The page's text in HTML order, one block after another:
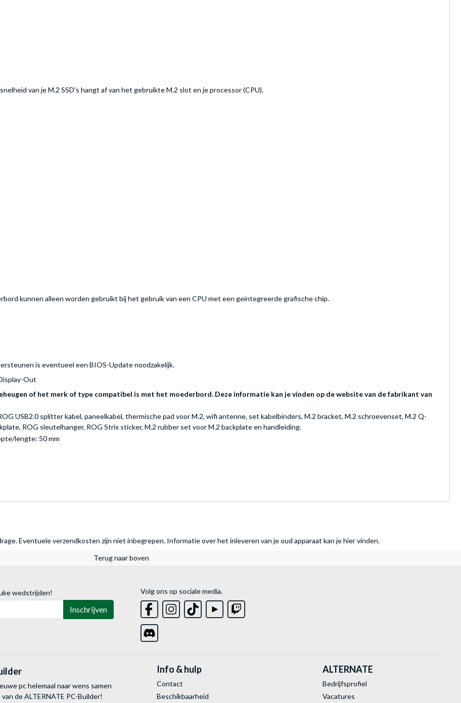
van je M.2 SSD's hangt af van het gebruikte M.2 slot en je processor (CPU).
kunnen alleen worden gebruikt bij het gebruik van een CPU met een geïntegreerde grafische chip.
is eventueel een BIOS-Update noodzakelijk.
Out
of het merk of type compatibel is met het moederbord. Deze informatie kan je vinden op de website van de fabrikant van
USB2.0 splitter kabel, paneelkabel, thermische pad voor M.2, wifi antenne, set kabelbinders, M.2 bracket, M.2 schroevenset, M.2 Q-
ROG sleutelhanger, ROG Strix sticker, M.2 rubber set voor M.2 backplate en handleiding.
lengte: 50 mm
Eventuele verzendkosten zijn niet inbegrepen. Informatie over het inleveren van je oud apparaat kan je hier vinden.
Terug naar boven
wedstrijden!
Inschrijven
Volg ons op sociale media.
pc helemaal naar wens samen
de ALTERNATE PC-Builder!
Info & hulp
Contact
Beschikbaarheid
ALTERNATE
Bedrijfsprofiel
Vacatures